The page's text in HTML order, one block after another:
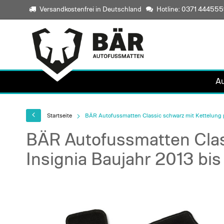
Versandkostenfrei in Deutschland Hotline: 0371
Startseite BÄR Autofussmatten Classic schwarz mit
BÄR Autofussmatten
Insignia Baujahr 2013